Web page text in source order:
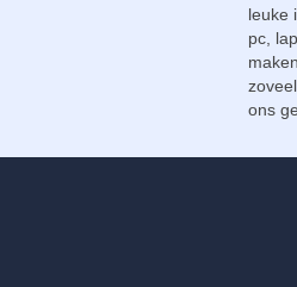
leuke
pc,
ons